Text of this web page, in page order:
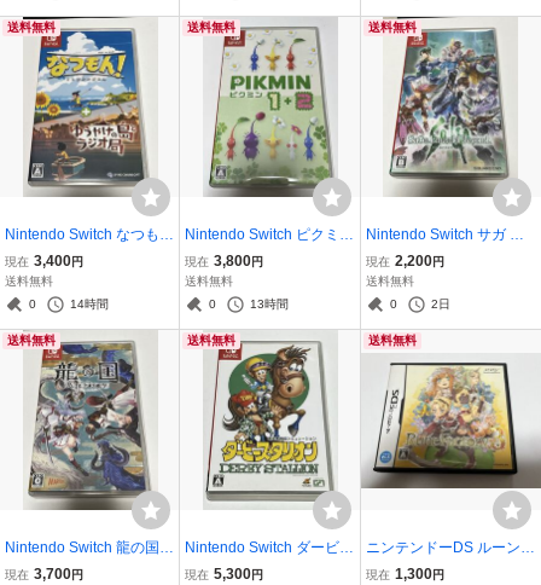
送料無料
Nintendo Switch なつもん
20世紀の夏休み ゆうやけ
の島とラジオ局
現在 3,400円
送料無料
0
14時間
送料無料
Nintendo Switch ピクミン
1+2
現在 3,800円
送料無料
0
13時間
送料無料
Nintendo Switch サガ エ
メラルド ビヨンド
現在 2,200円
送料無料
0
2日
送料無料
Nintendo Switch 龍の国
ルーンファクトリー
現在 3,700円
送料無料
Nintendo Switch ダービー
スタリオン
現在 5,300円
送料無料
ニンテンドーDS ルーンフ
ァクトリー3
現在 1,300円